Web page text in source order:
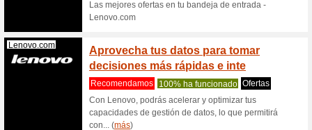
Iberia.com